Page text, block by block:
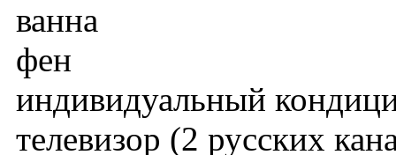
ванна
фен
индивидуальный
телевизор (2 русских